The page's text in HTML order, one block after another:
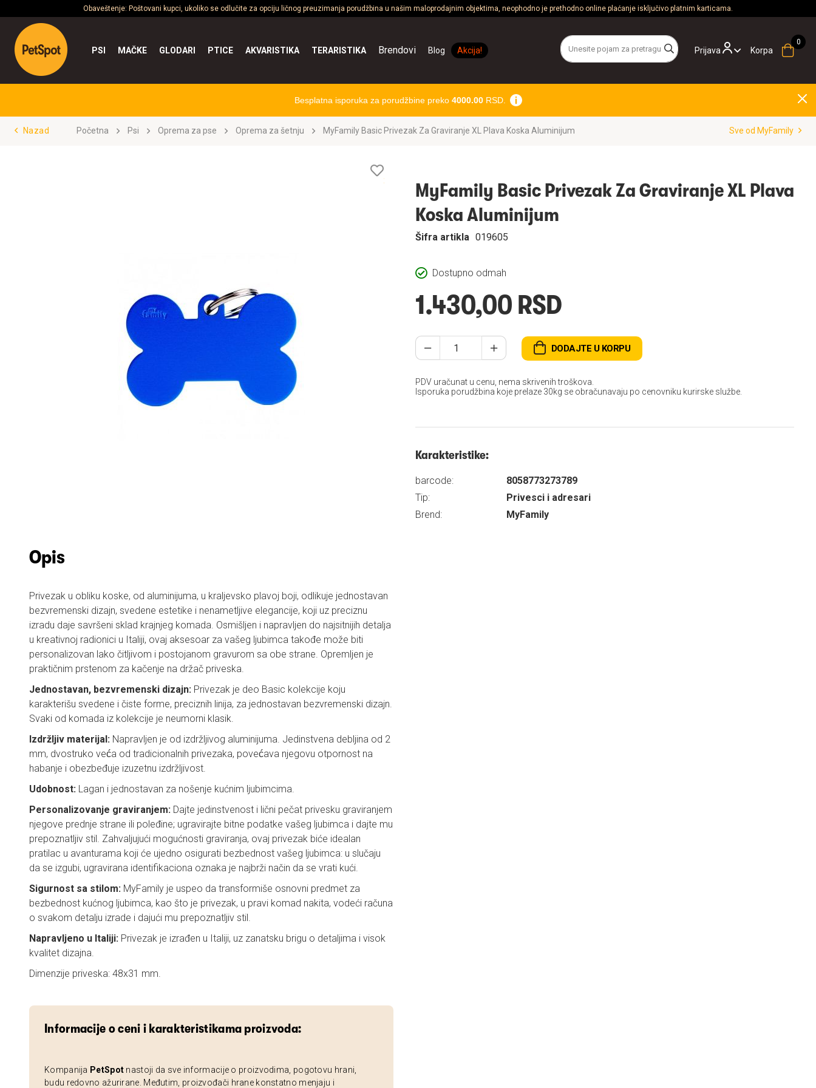
Obaveštenje: Poštovani kupci, ukoliko se odlučite za opciju ličnog preuzimanja porudžbina u našim maloprodajnim objektima, neophodno je prethodno online plaćanje isključivo platnim karticama.
Prijava
PSI MAČKE GLODARI PTICE AKVARISTIKA TERARISTIKA Brendovi Blog Akcija! Korpa
Besplatna isporuka za porudžbine preko 4000.00RSD.
Nazad Početna Psi Oprema za pse Oprema za šetnju MyFamily Basic Privezak Za Graviranje XL Plava Koska Aluminijum Sve od MyFamily
Opis
Privezak u obliku koske, od aluminijuma, u kraljevsko plavoj boji, odlikuje jednostavan
bezvremenski dizajn, svedene estetike i nenametljive elegancije, koji uz preciznu
izradu daje savršeni sklad krajnjeg komada. Osmišljen i napravljen do najsitnijih detalja
u kreativnoj radionici u Italiji, ovaj aksesoar za vašeg ljubimca takođe može biti
personalizovan lako čitljivom i postojanom gravurom sa obe strane. Opremljen je
praktičnim prstenom za kačenje na držač priveska.
Jednostavan, bezvremenski dizajn: Privezak je deo Basic kolekcije koju
karakterišu svedene i čiste forme, preciznih linija, za jednostavan bezvremenski dizajn.
Svaki od komada iz kolekcije je neumorni klasik.
Izdržljiv materijal: Napravljen je od izdržljivog aluminijuma. Jedinstvena debljina od 2
mm, dvostruko veća od tradicionalnih privezaka, povećava njegovu otpornost na
habanje i obezbeđuje izuzetnu izdržljivost.
Udobnost: Lagan i jednostavan za nošenje kućnim ljubimcima.
Personalizovanje graviranjem: Dajte jedinstvenost i lični pečat privesku graviranjem
njegove prednje strane ili poleđine; ugravirajte bitne podatke vašeg ljubimca i dajte mu
prepoznatljiv stil. Zahvaljujući mogućnosti graviranja, ovaj privezak biće idealan
pratilac u avanturama koji će ujedno osigurati bezbednost vašeg ljubimca: u slučaju
da se izgubi, ugravirana identifikaciona oznaka je najbrži način da se vrati kući.
Sigurnost sa stilom: MyFamily je uspeo da transformiše osnovni predmet za
bezbednost kućnog ljubimca, kao što je privezak, u pravi komad nakita, vodeći računa
o svakom detalju izrade i dajući mu prepoznatljiv stil.
Napravljeno u Italiji: Privezak je izrađen u Italiji, uz zanatsku brigu o detaljima i visok
kvalitet dizajna.
Dimenzije priveska: 48x31 mm.
Informacije o ceni i karakteristikama proizvoda:
Kompanija PetSpot nastoji da sve informacije o proizvodima, pogotovu hrani,
budu redovno ažurirane. Međutim, proizvođači hrane konstatno menjaju i
želja
MyFamily Basic Privezak Za Graviranje XL Plava
Koska Aluminijum
Dostupno odmah
Šifra artikla 019605
1.430,00 RSD
DODAJTE U KORPU
PDV uračunat u cenu, nema skrivenih troškova.
Isporuka porudžbina koje prelaze 30kg se obračunavaju po cenovniku kurirske službe.
Karakteristike:
barcode:
8058773273789
Tip:
Privesci i adresari
Brend:
MyFamily